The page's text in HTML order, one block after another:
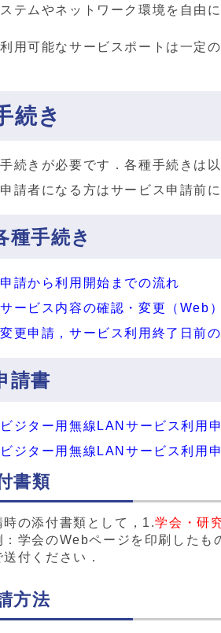
ステムやネットワーク環境を自由
利用可能なサービスポートは一定
続き
手続きが必要です．各種手続きは
申請者になる方はサービス申請前に
種手続き
申請から利用開始までの流れ
サービス内容の確認・変更（Web）
変更申請，サービス利用終了日前
請書
ビジター用無線LANサービス利用
ビジター用無線LANサービス利用
書類
時の添付書類として，1.学会・研
：学会のWebページを印刷したも
送付ください．
方法